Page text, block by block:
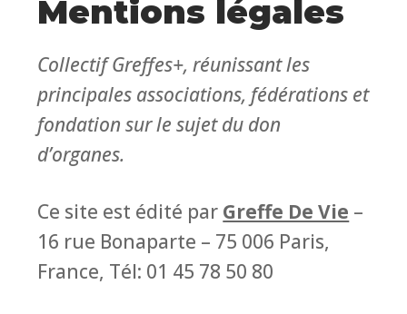
Mentions légales
Collectif Greffes+, réunissant les
principales associations, fédérations et
fondation sur le sujet du don
d’organes.
Ce site est édité par Greffe De Vie –
16 rue Bonaparte – 75 006 Paris,
France, Tél: 01 45 78 50 80